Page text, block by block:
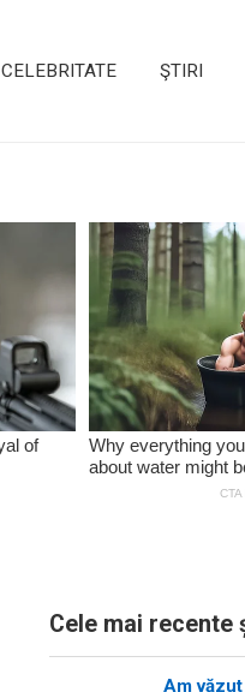
CELEBRITATE ŞTIRI
Cele mai recente
Am